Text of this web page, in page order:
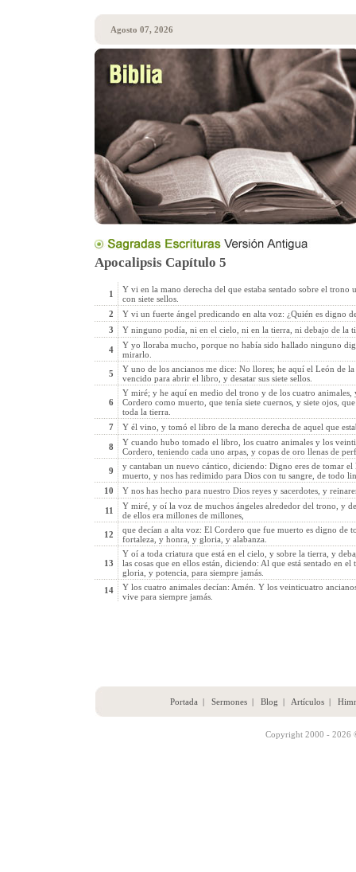
Agosto 07, 2026
Apocalipsis Capítulo 5
1
Y vi en la mano derecha del que estaba sentado sobre el
con siete sellos.
2
Y vi un fuerte ángel predicando en alta voz: ¿Quién es digno
3
Y ninguno podía, ni en el cielo, ni en la tierra, ni debajo de la
4
Y yo lloraba mucho, porque no había sido hallado ninguno
mirarlo.
5
Y uno de los ancianos me dice: No llores; he aquí el León de
vencido para abrir el libro, y desatar sus siete sellos.
6
Y miré; y he aquí en medio del trono y de los cuatro animales,
Cordero como muerto, que tenía siete cuernos, y siete ojos,
toda la tierra.
7
Y él vino, y tomó el libro de la mano derecha de aquel que
8
Y cuando hubo tomado el libro, los cuatro animales y los
Cordero, teniendo cada uno arpas, y copas de oro llenas de
9
y cantaban un nuevo cántico, diciendo: Digno eres de tomar
muerto, y nos has redimido para Dios con tu sangre, de todo
10
Y nos has hecho para nuestro Dios reyes y sacerdotes, y
11
Y miré, y oí la voz de muchos ángeles alrededor del trono, y
de ellos era millones de millones,
12
que decían a alta voz: El Cordero que fue muerto es digno de
fortaleza, y honra, y gloria, y alabanza.
13
Y oí a toda criatura que está en el cielo, y sobre la tierra, y
las cosas que en ellos están, diciendo: Al que está sentado en
gloria, y potencia, para siempre jamás.
14
Y los cuatro animales decían: Amén. Y los veinticuatro
vive para siempre jamás.
Portada | Sermones| Blog | Artículos|
Copyright 2000 - 2026